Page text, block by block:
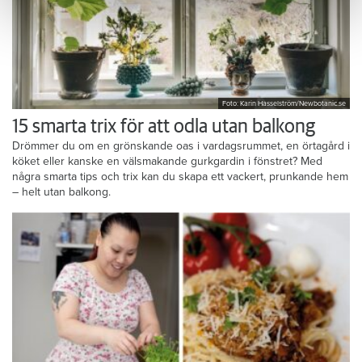
Foto: Karin Hasselström/Newbotanic.se
15 smarta trix för att odla utan balkong
Drömmer du om en grönskande oas i vardagsrummet, en örtagård i
köket eller kanske en välsmakande gurkgardin i fönstret? Med
några smarta tips och trix kan du skapa ett vackert, prunkande hem
– helt utan balkong.